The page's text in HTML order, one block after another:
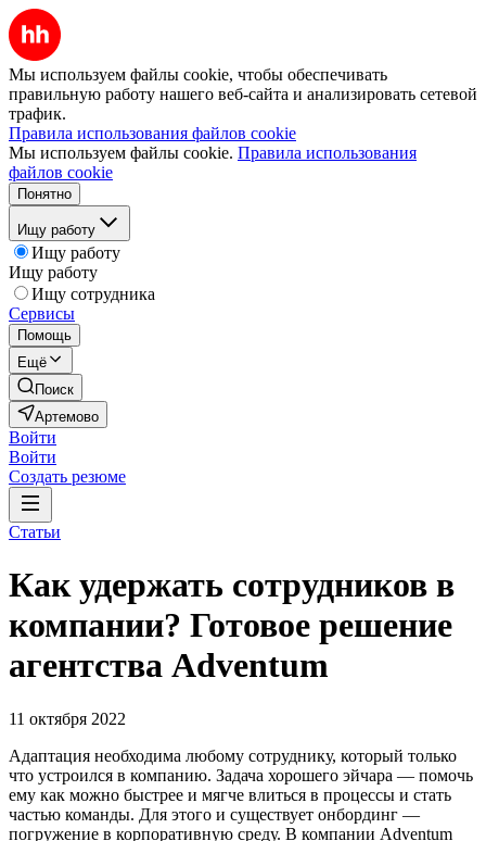
Мы используем файлы cookie, чтобы обеспечивать
правильную работу нашего веб-сайта и анализировать сетевой
трафик.
Правила использования файлов cookie
Мы используем файлы cookie. Правила использования
файлов cookie
Понятно
Ищу работу
Ищу работу
Ищу работу
Ищу сотрудника
Сервисы
Помощь
Ещё
Поиск
Артемово
Войти
Войти
Создать резюме
Статьи
Как удержать сотрудников в
компании? Готовое решение
агентства Adventum
11 октября 2022
Адаптация необходима любому сотруднику, который только
что устроился в компанию. Задача хорошего эйчара — помочь
ему как можно быстрее и мягче влиться в процессы и стать
частью команды. Для этого и существует онбординг —
погружение в корпоративную среду. В компании Adventum